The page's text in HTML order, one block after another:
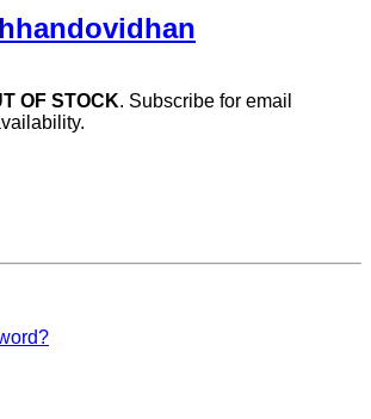
OF STOCK. Subscribe for email